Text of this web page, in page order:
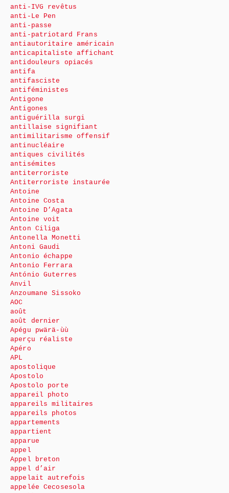
anti-IVG revêtus
anti-Le Pen
anti-passe
anti-patriotard Frans
antiautoritaire américain
anticapitaliste affichant
antidouleurs opiacés
antifa
antifasciste
antiféministes
Antigone
Antigones
antiguérilla surgi
antillaise signifiant
antimilitarisme offensif
antinucléaire
antiques civilités
antisémites
antiterroriste
Antiterroriste instaurée
Antoine
Antoine Costa
Antoine D’Agata
Antoine voit
Anton Ciliga
Antonella Monetti
Antoni Gaudi
Antonio échappe
Antonio Ferrara
António Guterres
Anvil
Anzoumane Sissoko
AOC
août
août dernier
Apégu pwärä-ùù
aperçu réaliste
Apéro
APL
apostolique
Apostolo
Apostolo porte
appareil photo
appareils militaires
appareils photos
appartements
appartient
apparue
appel
Appel breton
appel d’air
appelait autrefois
appelée Cecosesola